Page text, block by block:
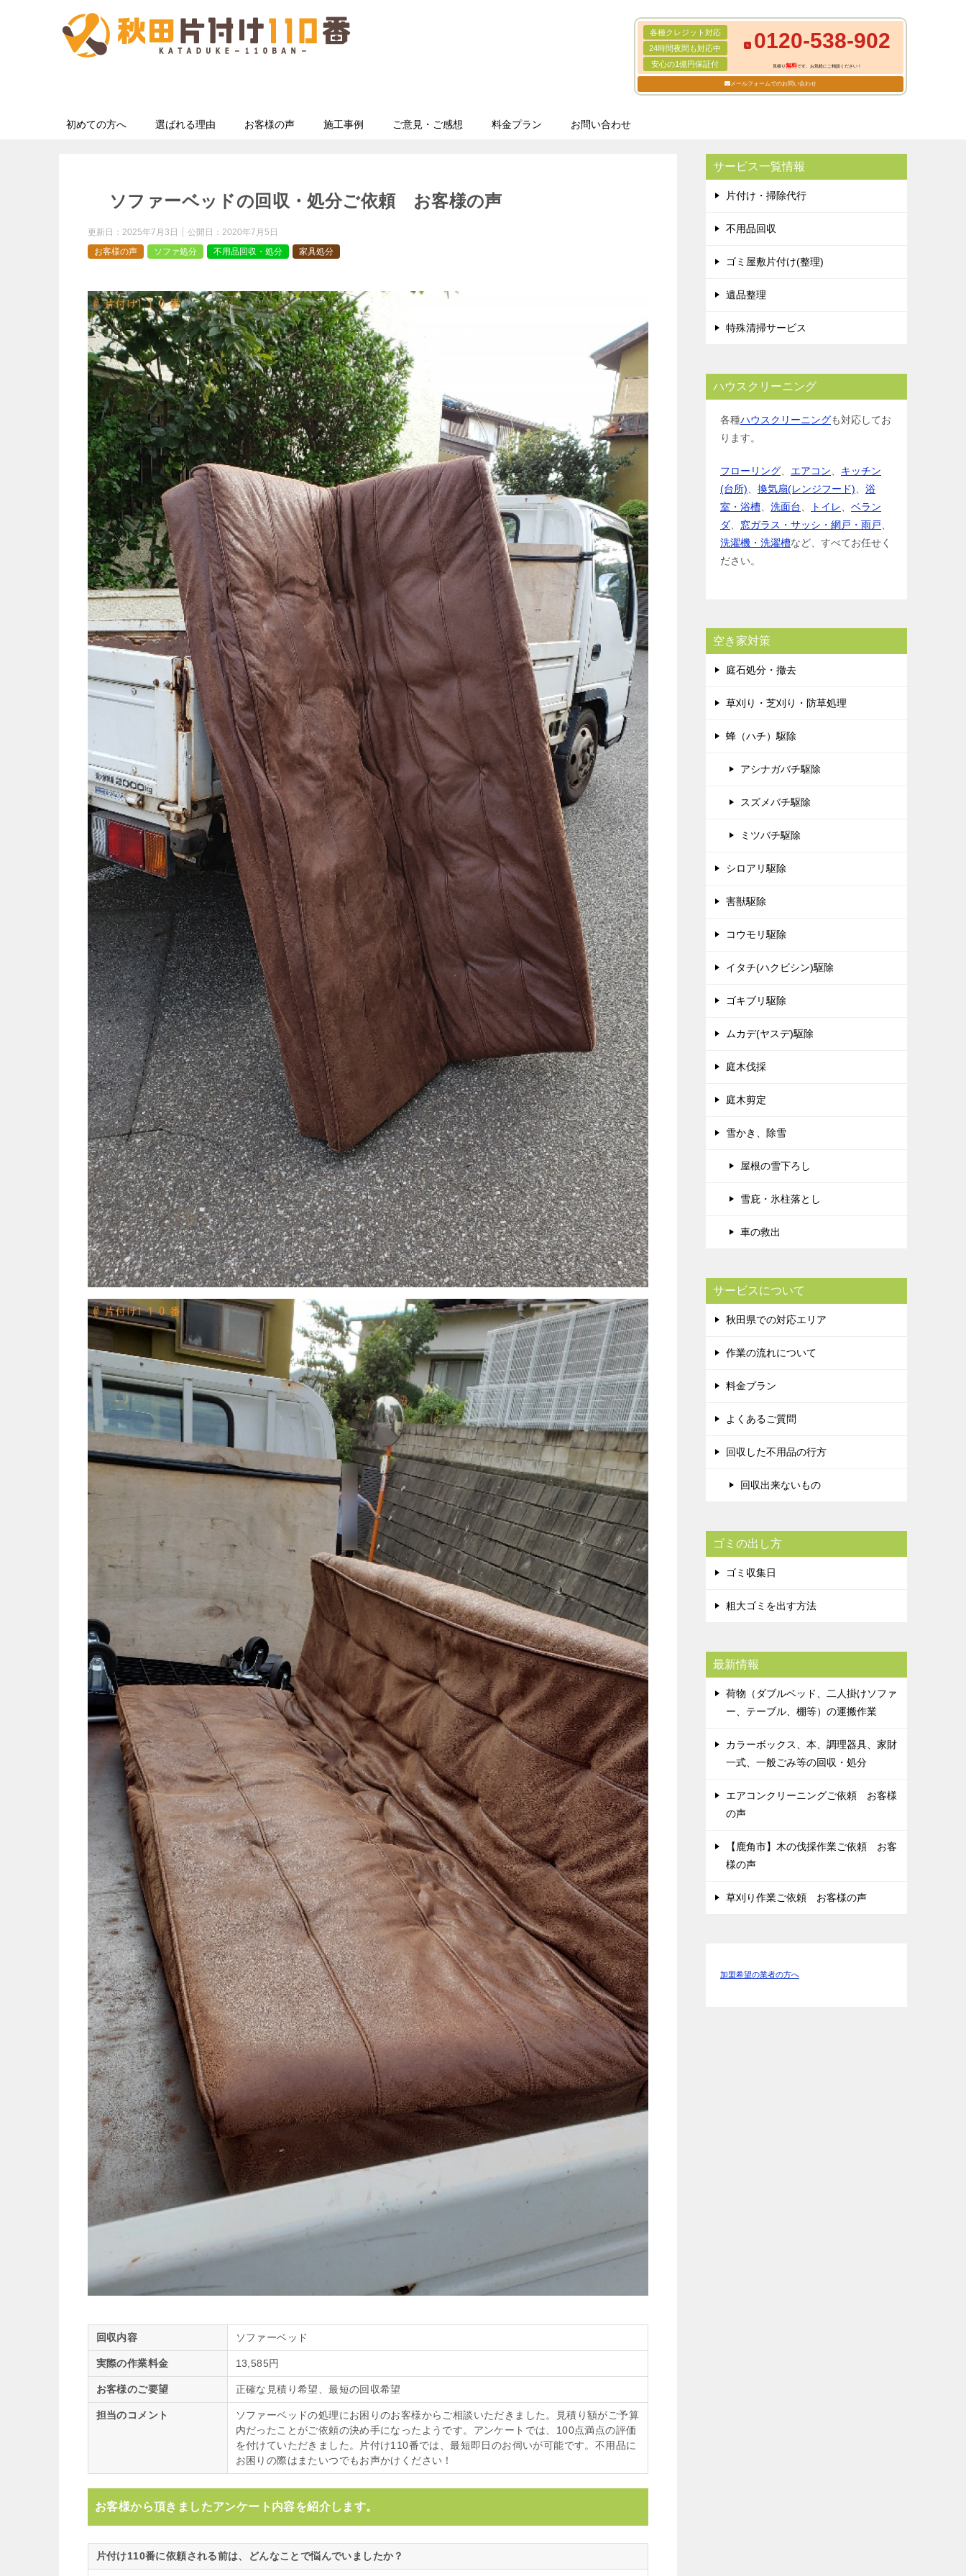
各種クレジット対応
24時間夜間も対応中
安心の1億円保証付
0120-538-902
見積り無料です。お気軽にご相談ください！
メールフォームでのお問い合わせ
初めての方へ 選ばれる理由 お客様の声 施工事例 ご意見・ご感想 料金プラン お問い合わせ
ソファーベッドの回収・処分ご依頼 お客様の声
更新日： 2025年7月3日 公開日： 2020年7月5日
お客様の声
ソファ処分 不用品回収・処分 家具処分
回収内容 ソファーベッド
実際の作業料金 13,585円
お客様のご要望 正確な見積り希望、最短の回収希望
担当のコメント
ソファーベッドの処理にお困りのお客様からご相談いただきました。見積り額がご予算
内だったことがご依頼の決め手になったようです。アンケートでは、100点満点の評価
を付けていただきました。片付け110番では、最短即日のお伺いが可能です。不用品に
お困りの際はまたいつでもお声かけください！
お客様から頂きましたアンケート内容を紹介します。
片付け110番に依頼される前は、どんなことで悩んでいましたか？
サービス一覧情報
片付け・掃除代行
不用品回収
ゴミ屋敷片付け(整理)
遺品整理
特殊清掃サービス
ハウスクリーニング
各種ハウスクリーニングも対応してお
ります。
フローリング エアコン
キッチン
(台所)
換気扇(レンジフード)
浴
室・浴槽
洗面台 トイレ
ベラン
ダ
窓ガラス・サッシ・網戸・雨戸
洗濯機・洗濯槽など、すべてお任せく
ださい。
空き家対策
庭石処分・撤去
草刈り・芝刈り・防草処理
蜂（ハチ）駆除
アシナガバチ駆除
スズメバチ駆除
ミツバチ駆除
シロアリ駆除
害獣駆除
コウモリ駆除
イタチ(ハクビシン)駆除
ゴキブリ駆除
ムカデ(ヤスデ)駆除
庭木伐採
庭木剪定
雪かき、除雪
屋根の雪下ろし
雪庇・氷柱落とし
車の救出
サービスについて
秋田県での対応エリア
作業の流れについて
料金プラン
よくあるご質問
回収した不用品の行方
回収出来ないもの
ゴミの出し方
ゴミ収集日
粗大ゴミを出す方法
最新情報
荷物（ダブルベッド、二人掛けソファ
ー、テーブル、棚等）の運搬作業
カラーボックス、本、調理器具、家財
一式、一般ごみ等の回収・処分
エアコンクリーニングご依頼 お客様
の声
【鹿角市】木の伐採作業ご依頼 お客
様の声
草刈り作業ご依頼 お客様の声
加盟希望の業者の方へ